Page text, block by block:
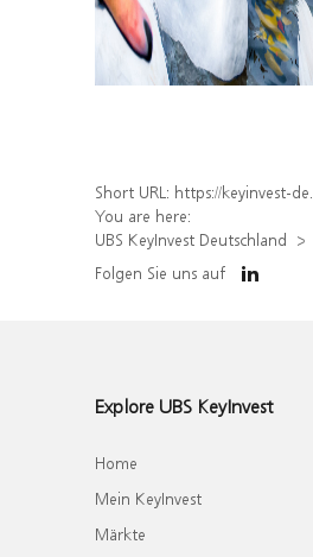
Short URL: https://keyinvest-de.ubs.com/produkt/
You are here:
UBS KeyInvest Deutschland
Folgen Sie uns auf
Explore UBS KeyInvest
Home
Mein KeyInvest
Märkte